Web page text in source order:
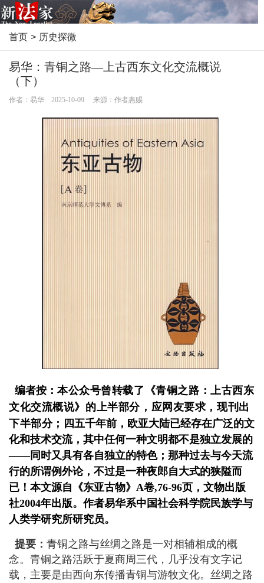
首页 > 历史探微
易华：青铜之路—上古西东文化交流概说
（下）
作者：易华 2025-10-09 来源：作者惠赐
编者按： 本公众号曾转载了《青铜之路：上古西东
文化交流概说》的上半部分，应网友要求，现刊出
下半部分； 四五千年前，欧亚大陆已经存在广泛的文
化和技术交流，其中任何一种文明都不是独立发展的
——同时又具有各自独立的特色；那种过去与今天流
行的所谓例外论，不过是一种夜郎自大式的狭隘而
已！本文源自《东亚古物》A卷,76-96页，文物出版
社2004年出版。作者易华系中国社会科学院民族学与
人类学研究所研究员。
提要： 青铜之路与丝绸之路是一对相辅相成的概
念。青铜之路活跃于夏商周三代，几乎没有文字记
载，主要是由西向东传播青铜与游牧文化。丝绸之路